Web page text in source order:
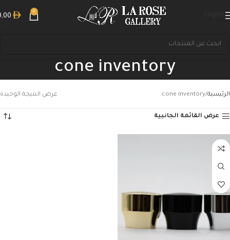
0
cone inventory
الرئيسية cone inventory عرض النتيجة الوحيدة
عرض القائمة الجانبية